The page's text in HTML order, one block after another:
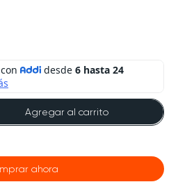
Agregar al carrito
ahora